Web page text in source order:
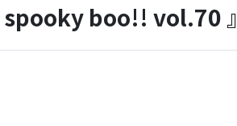
spooky boo!! vol.70 』